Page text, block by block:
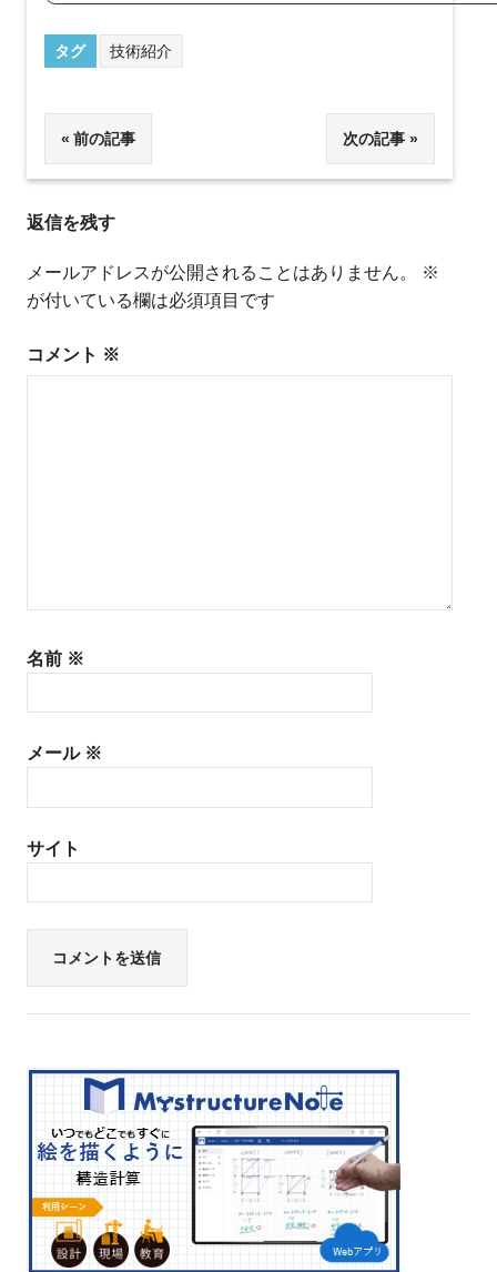
タグ 技術紹介
投
稿
ナ
ビ
ゲ
ー
前の記事 次の記事
返信を残す
メールアドレスが公開されることはありません。
※
が付いている欄は必須項目です
コメント ※
名前 ※
メール ※
サイト